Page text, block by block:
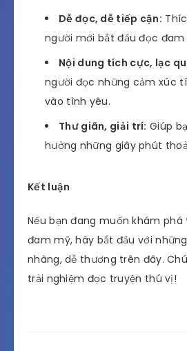
Dễ đọc, dễ tiếp cận:
người mới bắt đầu đọc đam
Nội dung tích cực, lạc
người đọc những cảm xúc
vào tình yêu.
Thư giãn, giải trí: Giúp
hưởng những giây phút
Kết luận
Nếu bạn đang muốn khám phá
đam mỹ, hãy bắt đầu với
nhàng, dễ thương trên đây.
trải nghiệm đọc truyện thú vị!